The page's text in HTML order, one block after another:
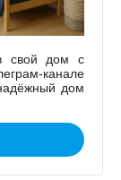
свой дом с
канале
дом